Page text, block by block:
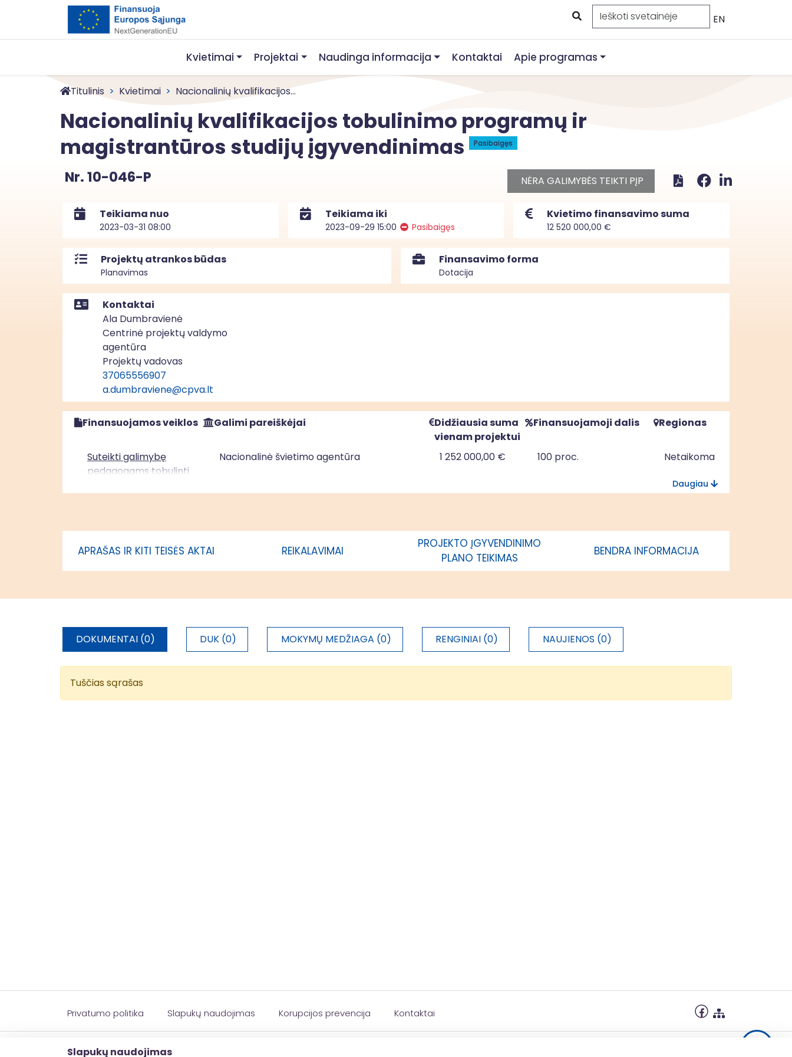
Slapukų naudojimas
EN
Kvietimai Projektai Naudinga informacija Kontaktai Apie programas
Titulinis Kvietimai Nacionalinių kvalifikacijos...
Nacionalinių kvalifikacijos tobulinimo programų ir
magistrantūros studijų įgyvendinimas
Pasibaigęs
Nr. 10-046-P NĖRA GALIMYBĖS TEIKTI PĮP
Teikiama nuo
2023-03-31 08:00
Teikiama iki
2023-09-29 15:00 Pasibaigęs
Kvietimo finansavimo suma
12 520 000,00 €
Projektų atrankos būdas
Planavimas
Finansavimo forma
Dotacija
Kontaktai
Ala Dumbravienė
Centrinė projektų valdymo
agentūra
Projektų vadovas
37065556907
a.dumbraviene@cpva.lt
Finansuojamos veiklos Galimi pareiškėjai
Didžiausia suma
vienam projektui
Finansuojamoji dalis Regionas
Suteikti galimybę
pedagogams tobulinti
programose ir
Nacionalinė švietimo agentūra 1 252 000,00 € 100 proc. Netaikoma
Daugiau
APRAŠAS IR KITI TEISĖS AKTAI REIKALAVIMAI
PROJEKTO ĮGYVENDINIMO
PLANO TEIKIMAS
BENDRA INFORMACIJA
DOKUMENTAI (0) DUK (0) MOKYMŲ MEDŽIAGA (0) RENGINIAI (0) NAUJIENOS (0)
Tuščias sąrašas
Privatumo politika Slapukų naudojimas Korupcijos prevencija Kontaktai
© 2026 esinvesticijos.lt